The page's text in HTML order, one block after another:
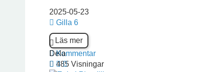
2025-05-23
Gilla 6
Läs mer
Kommentar
485 Visningar
Dela